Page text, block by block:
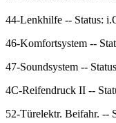
44-Lenkhilfe -- Status:
46-Komfortsystem --
47-Soundsystem --
4C-Reifendruck II --
52-Türelektr. Beifahr. --